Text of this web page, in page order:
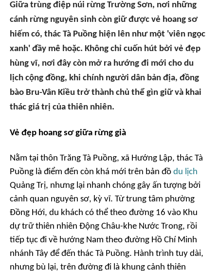
Giữa trùng điệp núi rừng Trường Sơn, nơi những
cánh rừng nguyên sinh còn giữ được vẻ hoang sơ
hiếm có, thác Tà Puồng hiện lên như một 'viên ngọc
xanh' đầy mê hoặc. Không chỉ cuốn hút bởi vẻ đẹp
hùng vĩ, nơi đây còn mở ra hướng đi mới cho du
lịch cộng đồng, khi chính người dân bản địa, đồng
bào Bru-Vân Kiều trở thành chủ thể gìn giữ và khai
thác giá trị của thiên nhiên.
Vẻ đẹp hoang sơ giữa rừng già
Nằm tại thôn Trăng Tà Puồng, xã Hướng Lập, thác Tà
Puồng là điểm đến còn khá mới trên bản đồ du lịch
Quảng Trị, nhưng lại nhanh chóng gây ấn tượng bởi
cảnh quan nguyên sơ, kỳ vĩ. Từ trung tâm phường
Đồng Hới, du khách có thể theo đường 16 vào Khu
dự trữ thiên nhiên Động Châu-khe Nước Trong, rồi
tiếp tục đi về hướng Nam theo đường Hồ Chí Minh
nhánh Tây để đến thác Tà Puồng. Hành trình tuy dài,
nhưng bù lại, trên đường đi là khung cảnh thiên